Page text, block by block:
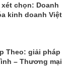
chọn: Doanh
kinh doanh Việt
Theo: giải pháp
– Thương mại